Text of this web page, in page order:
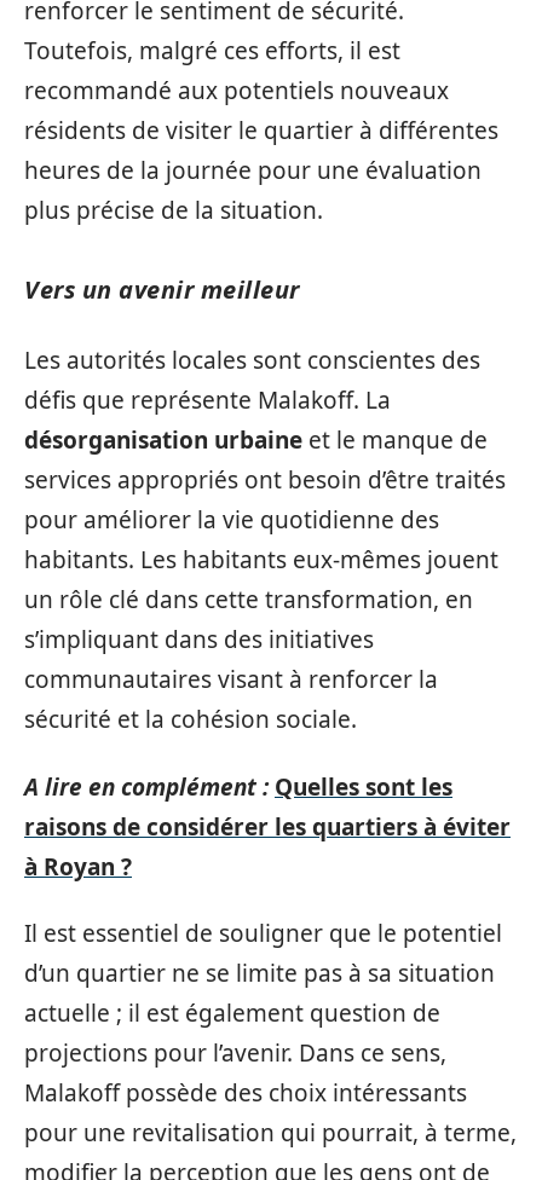
renforcer le sentiment de sécurité.
Toutefois, malgré ces efforts, il est
recommandé aux potentiels nouveaux
résidents de visiter le quartier à différentes
heures de la journée pour une évaluation
plus précise de la situation.
Vers un avenir meilleur
Les autorités locales sont conscientes des
défis que représente Malakoff. La
désorganisation urbaine et le manque de
services appropriés ont besoin d’être traités
pour améliorer la vie quotidienne des
habitants. Les habitants eux-mêmes jouent
un rôle clé dans cette transformation, en
s’impliquant dans des initiatives
communautaires visant à renforcer la
sécurité et la cohésion sociale.
A lire en complément : Quelles sont les
raisons de considérer les quartiers à éviter
à Royan ?
Il est essentiel de souligner que le potentiel
d’un quartier ne se limite pas à sa situation
actuelle ; il est également question de
projections pour l’avenir. Dans ce sens,
Malakoff possède des choix intéressants
pour une revitalisation qui pourrait, à terme,
modifier la perception que les gens ont de